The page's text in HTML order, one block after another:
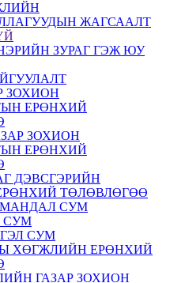
ЖАГСААЛТ
ЗУРАГ ГЭЖ ЮУ
ЗОХИОН
ЕРӨНХИЙ
ЗОХИОН
ЕРӨНХИЙ
ДЭВСГЭРИЙН
ТӨЛӨВЛӨГӨӨ
СУМ
СУМ
СУМ
ХӨГЖЛИЙН ЕРӨНХИЙ
ГАЗАР ЗОХИОН